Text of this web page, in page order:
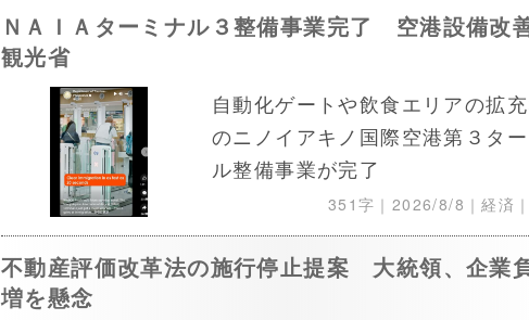
ＮＡＩＡターミナル３整備事業完了 空港設備改
観光省
自動化ゲートや飲食エリアの拡
のニノイアキノ国際空港第３タ
ル整備事業が完了
351字｜ 2026/8/8 ｜経済｜
不動産評価改革法の施行停止提案 大統領、企業
増を懸念